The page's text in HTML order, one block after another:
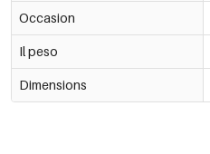
Occasion
Il peso
Dimensions